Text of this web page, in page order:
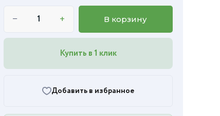
− + В корзину
Купить в 1 клик
Добавить в избранное